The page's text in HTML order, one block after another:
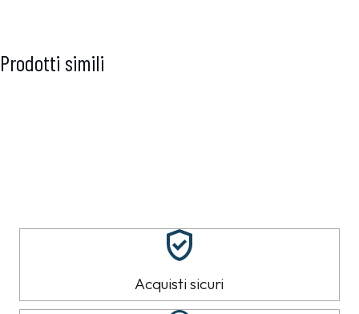
Prodotti simili
Acquisti sicuri